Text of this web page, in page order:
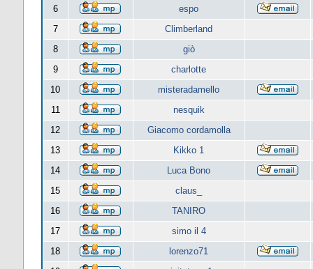
6
espo
7
Climberland
8
giò
9
charlotte
10
misteradamello
11
nesquik
12
Giacomo cordamolla
13
Kikko 1
14
Luca Bono
15
claus_
16
TANIRO
17
simo il 4
18
lorenzo71